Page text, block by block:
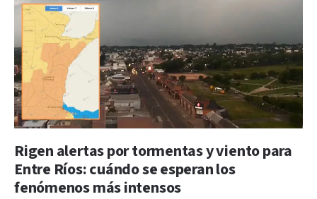
Rigen alertas por tormentas y viento para
Entre Ríos: cuándo se esperan los
fenómenos más intensos